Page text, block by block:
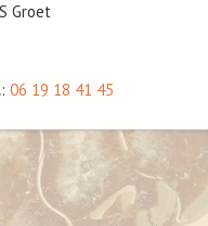
Groet
: 06 19 18 41 45